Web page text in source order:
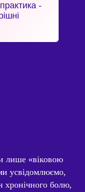
-
лише «віковою
усвідомлюємо,
хронічного болю,